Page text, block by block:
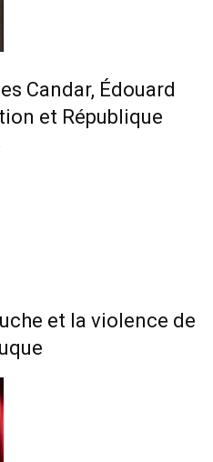
Candar, Édouard
et République
et la violence de